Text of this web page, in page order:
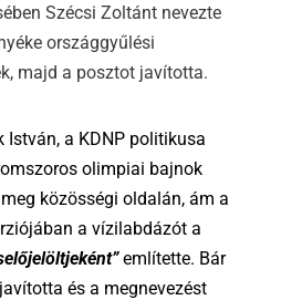
Szécsi Zoltánt nevezte
országgyűlési
majd a posztot javította.
István, a KDNP politikusa
olimpiai bajnok
közösségi oldalán, ám a
a vízilabdázót a
említette. Bár
és a megnevezést